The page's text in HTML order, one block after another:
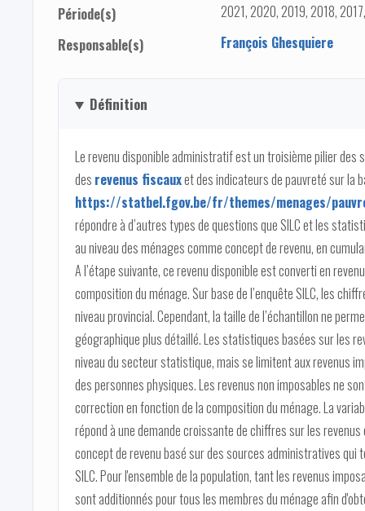
Période(s)
2021, 2020, 2019, 2018,
Responsable(s)
François Ghesquiere
Définition
Le revenu disponible administratif est un troisième pilier
des revenus fiscauxet des indicateurs de pauvreté sur la
https://statbel.fgov.be/fr/themes/menages/
répondre à d’autres types de questions que SILC et les
au niveau des ménages comme concept de revenu, en
A l’étape suivante, ce revenu disponible est converti en
composition du ménage. Sur base de l’enquête SILC, les
niveau provincial. Cependant, la taille de l’échantillon ne
géographique plus détaillé. Les statistiques basées sur les
niveau du secteur statistique, mais se limitent aux revenus
des personnes physiques. Les revenus non imposables ne
correction en fonction de la composition du ménage. La
répond à une demande croissante de chiffres sur les
concept de revenu basé sur des sources administratives qui
SILC. Pour l'ensemble de la population, tant les revenus
sont additionnés pour tous les membres du ménage afin